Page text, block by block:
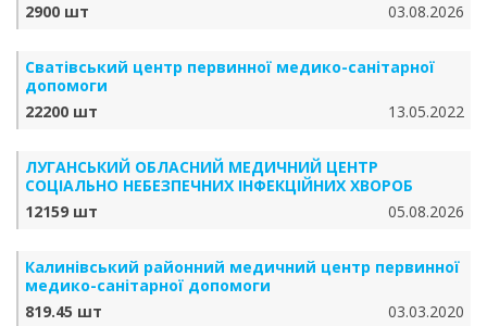
2900 шт
03.08.2026
Сватівський центр первинної медико-санітарної
допомоги
22200 шт
13.05.2022
ЛУГАНСЬКИЙ ОБЛАСНИЙ МЕДИЧНИЙ ЦЕНТР
СОЦІАЛЬНО НЕБЕЗПЕЧНИХ ІНФЕКЦІЙНИХ ХВОРОБ
12159 шт
05.08.2026
Калинівський районний медичний центр первинної
медико-санітарної допомоги
819.45 шт
03.03.2020